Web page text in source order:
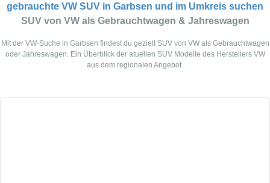
gebrauchte VW SUV in Garbsen und im Umkreis suchen
SUV von VW als Gebrauchtwagen & Jahreswagen
Mit der VW-Suche in Garbsen findest du gezielt SUV von VW als Gebrauchtwagen
oder Jahreswagen. Ein Überblick der atuellen SUV Modelle des Herstellers VW
aus dem regionalen Angebot.